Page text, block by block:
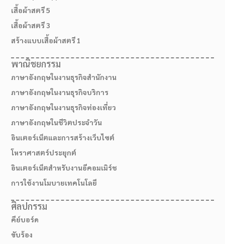
เสื้อผ้าสตรี 5
เสื้อผ้าสตรี 3
สร้างแบบเสื้อผ้าสตรี 1
พาณิชยกรรม
ภาษาอังกฤษในงานธุรกิจสำนักงาน
ภาษาอังกฤษในงานธุรกิจบริการ
ภาษาอังกฤษในงานธุรกิจท่องเที่ยว
ภาษาอังกฤษในชีวิตประจำวัน
อินเตอร์เน็ตและการสร้างเว็บไซต์
โหราศาสตร์ประยุกต์
อินเตอร์เน็ตสำหรับงานอีคอมเมิร์ช
การใช้งานโมบายเทคโนโลยี
ศิลปกรรม
คีย์บอร์ด
ขับร้อง